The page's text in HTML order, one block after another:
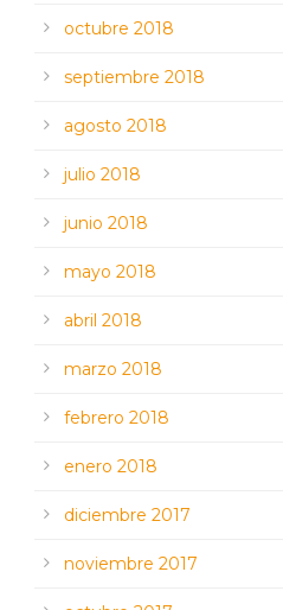
octubre 2018
septiembre 2018
agosto 2018
julio 2018
junio 2018
mayo 2018
abril 2018
marzo 2018
febrero 2018
enero 2018
diciembre 2017
noviembre 2017